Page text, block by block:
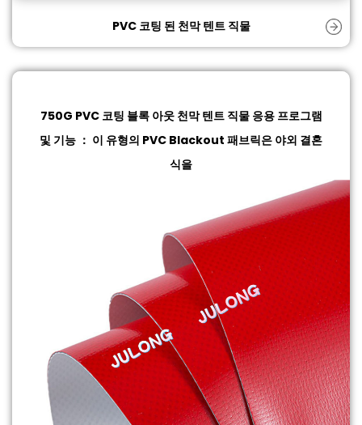
PVC 코팅 된 천막 텐트 직물
750G PVC 코팅 블록 아웃 천막 텐트 직물응용 프로그램
및 기능 ： 이 유형의 PVC Blackout 패브릭은 야외 결혼
식을